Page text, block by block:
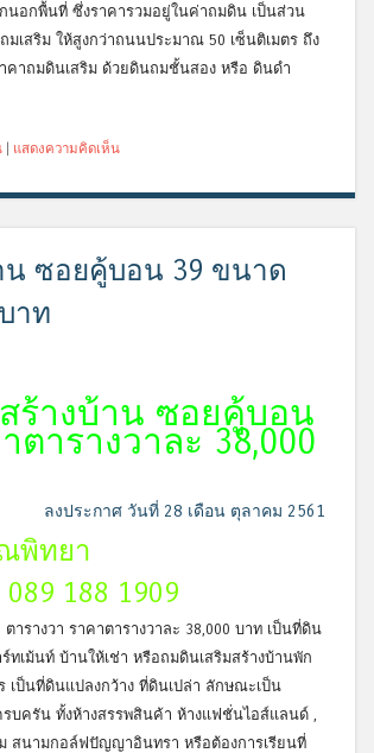
นอกพื้นที่ ซึ่งราคารวมอยู่ในค่าถมดิน เป็นส่วน
เสริม ให้สูงกว่าถนนประมาณ 50 เซ็นติเมตร ถึง
คาถมดินเสริม ด้วยดินถมชั้นสอง หรือ ดินดำ
แสดงความคิดเห็น
ซอยคู้บอน 39 ขนาด
าท
ร้างบ้าน ซอยคู้บอน
ารางวาละ 38,000
ลงประกาศ วันที่ 28 เดือน ตุลาคม 2561
พิทยา
188 1909
างวา ราคาตารางวาละ 38,000 บาท เป็นที่ดิน
ทเม้นท์ บ้านให้เช่า หรือถมดินเสริมสร้างบ้านพัก
เป็นที่ดินแปลงกว้าง ที่ดินเปล่า ลักษณะเป็น
ครัน ทั้งห้างสรรพสินค้า ห้างแฟชั่นไอส์แลนด์ ,
สนามกอล์ฟปัญญาอินทรา หรือต้องการเรียนที่